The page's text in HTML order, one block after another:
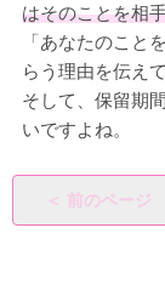
はそのことを相
「あなたのこと
らう理由を伝え
そして、保留期
いですよね。
＜ 前のページ